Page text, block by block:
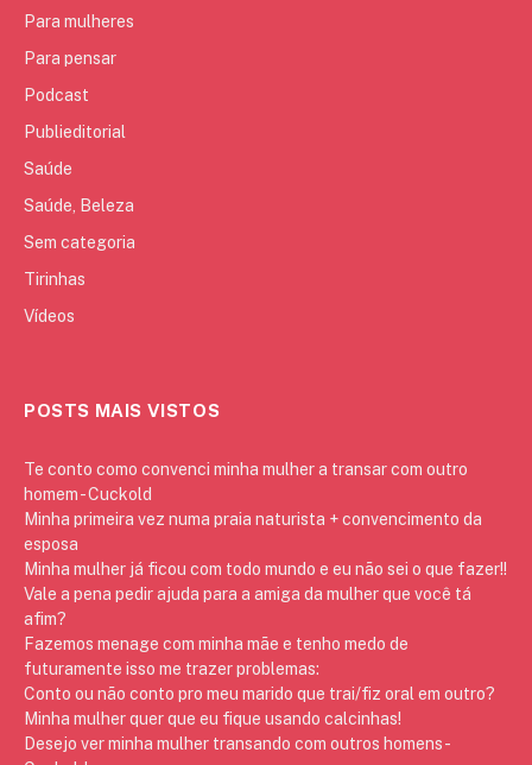
Para mulheres
Para pensar
Podcast
Publieditorial
Saúde
Saúde, Beleza
Sem categoria
Tirinhas
Vídeos
POSTS MAIS VISTOS
Te conto como convenci minha mulher a transar com outro
homem - Cuckold
Minha primeira vez numa praia naturista + convencimento da
esposa
Minha mulher já ficou com todo mundo e eu não sei o que fazer!!
Vale a pena pedir ajuda para a amiga da mulher que você tá
afim?
Fazemos menage com minha mãe e tenho medo de
futuramente isso me trazer problemas:
Conto ou não conto pro meu marido que trai/fiz oral em outro?
Minha mulher quer que eu fique usando calcinhas!
Desejo ver minha mulher transando com outros homens -